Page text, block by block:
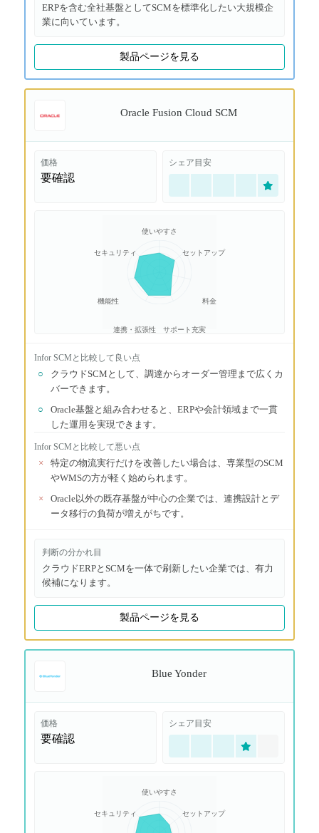
ERPを含む全社基盤としてSCMを標準化したい大規模企
業に向いています。
製品ページを見る
Oracle Fusion Cloud SCM
価格
要確認
シェア目安
使いやすさ
セットアップ
料金
サポート充実
連携・拡張性
機能性
セキュリティ
Infor SCM と比較して良い点
○
クラウドSCMとして、調達からオーダー管理まで広くカ
バーできます。
○
Oracle基盤と組み合わせると、ERPや会計領域まで一貫
した運用を実現できます。
Infor SCM と比較して悪い点
×
特定の物流実行だけを改善したい場合は、専業型のSCM
やWMSの方が軽く始められます。
×
Oracle以外の既存基盤が中心の企業では、連携設計とデ
ータ移行の負荷が増えがちです。
判断の分かれ目
クラウドERPとSCMを一体で刷新したい企業では、有力
候補になります。
製品ページを見る
Blue Yonder
価格
要確認
シェア目安
使いやすさ
セットアップ
セキュリティ